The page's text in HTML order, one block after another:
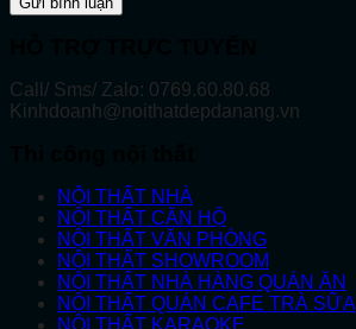
Call/ Sms/ Zalo: 0769.60.80.68
Kinhdoanh@noithatdepdanang.vn
NỘI THẤT NHÀ
NỘI THẤT CĂN HỘ
NỘI THẤT VĂN PHÒNG
NỘI THẤT SHOWROOM
NỘI THẤT NHÀ HÀNG QUÁN ĂN
NỘI THẤT QUÁN CAFE TRÀ SỮA
NỘI THẤT KARAOKE